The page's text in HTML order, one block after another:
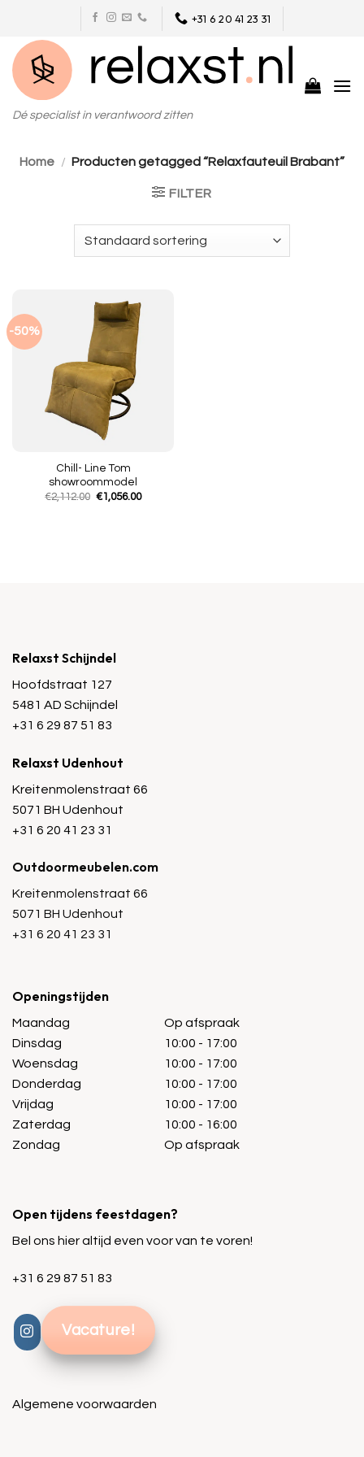
content
+31 6 20 41 23 31
Dé specialist in verantwoord zitten
Home / Producten getagged “Relaxfauteuil Brabant”
FILTER
-50%
Chill- Line Tom
showroommodel
€2,112.00 Oorspronkelijke
€1,056.00Huidige
Relaxst Schijndel
Hoofdstraat 127
5481 AD Schijndel
+31 6 29 87 51 83
Relaxst Udenhout
Kreitenmolenstraat 66
5071 BH Udenhout
+31 6 20 41 23 31
Outdoormeubelen.com
Kreitenmolenstraat 66
5071 BH Udenhout
+31 6 20 41 23 31
Openingstijden
Maandag
Dinsdag
Woensdag
Donderdag
Vrijdag
Zaterdag
Zondag
Op afspraak
10:00 - 17:00
10:00 - 17:00
10:00 - 17:00
10:00 - 17:00
10:00 - 16:00
Op afspraak
Open tijdens feestdagen?
Bel ons hier altijd even voor van te voren!
+31 6 29 87 51 83
Vacature!
Algemene voorwaarden